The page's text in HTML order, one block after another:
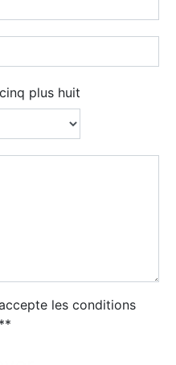
plus huit
les conditions